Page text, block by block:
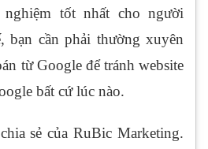
tốt nhất cho người
bạn cần phải thường xuyên
từ Google để tránh website
bất cứ lúc nào.
sẻ của RuBic Marketing.